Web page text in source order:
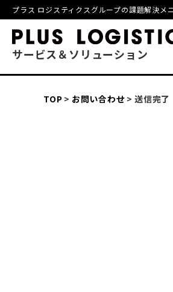
プラス ロジスティクスグループの課題解決メ
サービス＆ソリューション
TOP お問い合わせ 送信完了